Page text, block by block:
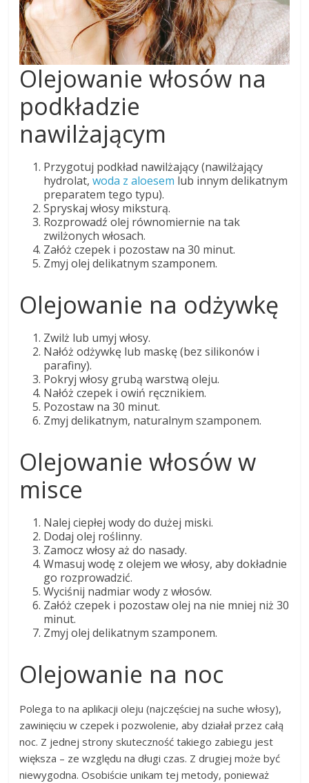
Olejowanie włosów na
podkładzie
nawilżającym
Przygotuj podkład nawilżający (nawilżający
hydrolat,woda z aloesem lub innym delikatnym
preparatem tego typu).
Spryskaj włosy miksturą.
Rozprowadź olej równomiernie na tak
zwilżonych włosach.
Załóż czepek i pozostaw na 30 minut.
Zmyj olej delikatnym szamponem.
Olejowanie na odżywkę
Zwilż lub umyj włosy.
Nałóż odżywkę lub maskę (bez silikonów i
parafiny).
Pokryj włosy grubą warstwą oleju.
Nałóż czepek i owiń ręcznikiem.
Pozostaw na 30 minut.
Zmyj delikatnym, naturalnym szamponem.
Olejowanie włosów w
misce
Nalej ciepłej wody do dużej miski.
Dodaj olej roślinny.
Zamocz włosy aż do nasady.
Wmasuj wodę z olejem we włosy, aby dokładnie
go rozprowadzić.
Wyciśnij nadmiar wody z włosów.
Załóż czepek i pozostaw olej na nie mniej niż 30
minut.
Zmyj olej delikatnym szamponem.
Olejowanie na noc
Polega to na aplikacji oleju (najczęściej na suche włosy),
zawinięciu w czepek i pozwolenie, aby działał przez całą
noc. Z jednej strony skuteczność takiego zabiegu jest
większa – ze względu na długi czas. Z drugiej może być
niewygodna. Osobiście unikam tej metody, ponieważ